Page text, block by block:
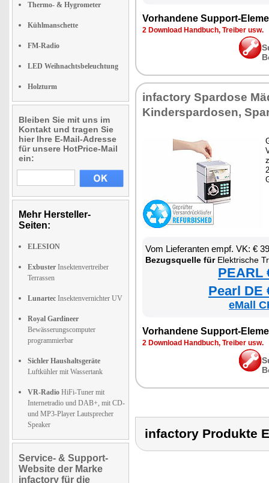
Thermo- & Hygrometer
Kühlmanschette
FM-Radio
LED Weihnachtsbeleuchtung
Holzturm
Bleiben Sie mit uns im
Kontakt und tragen Sie
hier Ihre E-Mail-Adresse
für unsere HotPrice-Mail
ein:
Mehr Hersteller-
Seiten:
ELESION
Exbuster Insektenvertreiber
Terrassen
Lunartec Insektenvernichter UV
Royal Gardineer
Bewässerungscomputer
programmierbar
Sichler Haushaltsgeräte
Luftkühler mit Wassertank
VR-Radio HiFi-Tuner mit
Internetradio und DAB+, mit CD-
und MP3-Player Lautsprecher
Speaker
Service- & Support-
Website der Marke
infactory für die
Vorhandene Support-
2 Download Handbuch, Treiber usw.
infactory Spardose
Kinderspardosen,
Vom Lieferanten empf. VK: €
Bezugsquelle fürElektrische
PEARL
Pearl DE
eMall
Vorhandene Support-
2 Download Handbuch, Treiber usw.
infactory Produkte